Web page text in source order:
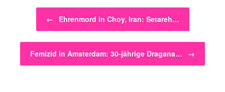
Beitragsnavigation
← Ehrenmord in Choy, Iran: Setareh…
Femizid in Amsterdam: 30-jährige Dragana… →